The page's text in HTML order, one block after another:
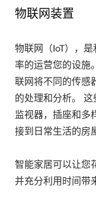
物联网装置
物联网（IoT），
率的运营您的设施
联网将不同的传感
的处理和分析。
监视器，插座和多
接到日常生活的房
智能家居可以让您
并充分利用时间带